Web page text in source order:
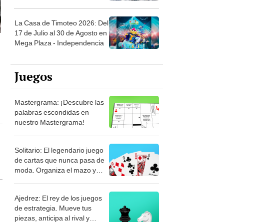
La Casa de Timoteo 2026: Del
17 de Julio al 30 de Agosto en
Mega Plaza - Independencia
Juegos
Mastergrama: ¡Descubre las
palabras escondidas en
nuestro Mastergrama!
Solitario: El legendario juego
de cartas que nunca pasa de
moda. Organiza el mazo y
Ajedrez: El rey de los juegos
de estrategia. Mueve tus
piezas, anticipa al rival y